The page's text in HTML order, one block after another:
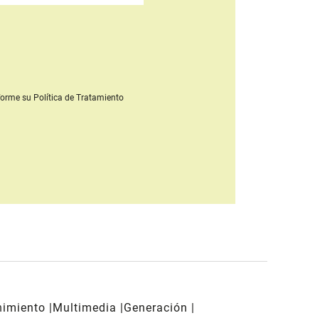
su Política de Tratamiento
Multimedia
Generación